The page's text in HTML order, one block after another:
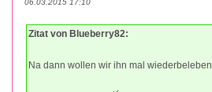
06.03.2015 17:10
Zitat von Blueberry82:
Na dann wollen wir ihn mal wiederbeleben